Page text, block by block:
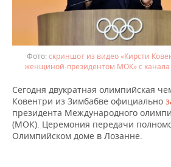
ХОККЕЙ С МЯЧОМ
ПРОИСШЕСТВИЯ
скриншот из видео «Кирсти
женщиной-президентом МОК» с канала
Сегодня двукратная олимпийская
Ковентри из Зимбабве официально
президента Международного
(МОК). Церемония передачи
Олимпийском доме в Лозанне.